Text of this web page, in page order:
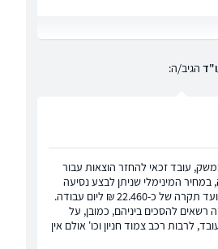
הגיב/ה:
עובד זכאי להחזר הוצאות עבור
במחיר המינימלי שניתן לבצע נסיעה
זאת בתחבורה ציבורית ועד תקרה של כ-22.460 ₪ ליום עבודה.
להסכים ביניהם, כמובן, על
לרבות רכב צמוד חניון וכו' אולם אין